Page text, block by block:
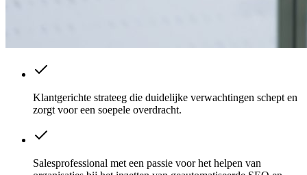
Klantgerichte strateeg die duidelijke verwachtingen schept en
zorgt voor een soepele overdracht.
Salesprofessional met een passie voor het helpen van